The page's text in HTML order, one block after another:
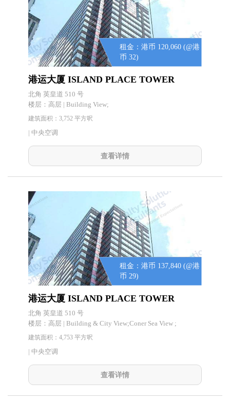
租金：港币 120,060 (@港
币 32)
港运大厦 ISLAND PLACE TOWER
北角 英皇道 510 号
楼层： 高层 | Building View;
建筑面积：3,752 平方呎
| 中央空调
查看详情
租金：港币 137,840 (@港
币 29)
港运大厦 ISLAND PLACE TOWER
北角 英皇道 510 号
楼层： 高层 | Building & City View;Coner Sea View ;
建筑面积：4,753 平方呎
| 中央空调
查看详情